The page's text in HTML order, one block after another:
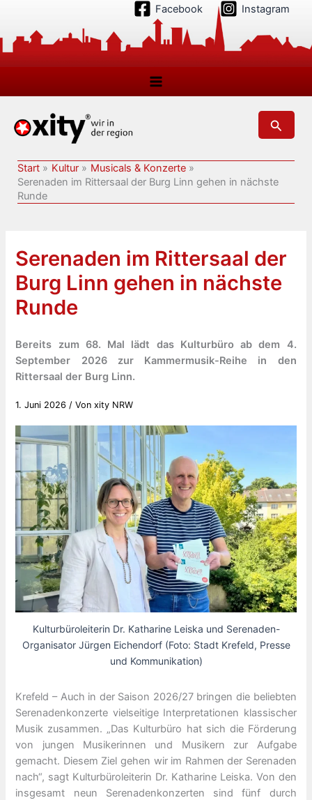
springen
Facebook Instagram
Suchen
Start Kultur
Musicals & Konzerte
Serenaden im Rittersaal der Burg Linn gehen in nächste
Runde
Serenaden im Rittersaal der
Burg Linn gehen in nächste
Runde
Bereits zum 68. Mal lädt das Kulturbüro ab dem 4.
September 2026 zur Kammermusik-Reihe in den
Rittersaal der Burg Linn.
1. Juni 2026 / Vonxity NRW
Kulturbüroleiterin Dr. Katharine Leiska und Serenaden-
Organisator Jürgen Eichendorf (Foto: Stadt Krefeld, Presse
und Kommunikation)
Krefeld – Auch in der Saison 2026/27 bringen die beliebten
Serenadenkonzerte vielseitige Interpretationen klassischer
Musik zusammen. „Das Kulturbüro hat sich die Förderung
von jungen Musikerinnen und Musikern zur Aufgabe
gemacht. Diesem Ziel gehen wir im Rahmen der Serenaden
nach“, sagt Kulturbüroleiterin Dr. Katharine Leiska. Von den
insgesamt neun Serenadenkonzerten sind fünf durch